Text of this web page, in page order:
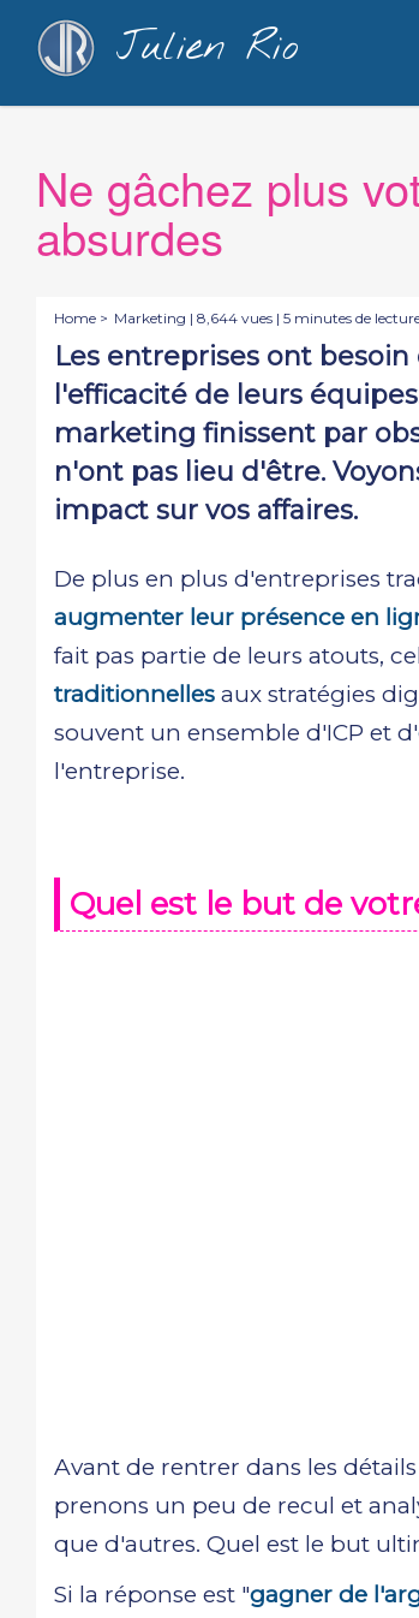
Julien Rio
Ne gâchez plus
absurdes
Home > Marketing | 8,644 vues | 5 minutes de
Les entreprises ont
l'efficacité de leurs
marketing finissent par
n'ont pas lieu d'être.
impact sur vos affaires.
De plus en plus d'entreprises
augmenter leur présence en
fait pas partie de leurs atouts,
traditionnelles aux stratégies
souvent un ensemble d'ICP et d'
l'entreprise.
Quel est le but de
Avant de rentrer dans les
prenons un peu de recul et
que d'autres. Quel est le but
Si la réponse est "gagner de